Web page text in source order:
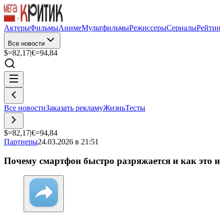
АктерыФильмыАнимеМультфильмыРежиссерыСериалы
Все новости
$=82,17|€=94,84
Все новостиЗаказать рекламуЖизньТесты
$=82,17|€=94,84
Партнеры24.03.2026 в 21:51
Почему смартфон быстро разряжается и как это